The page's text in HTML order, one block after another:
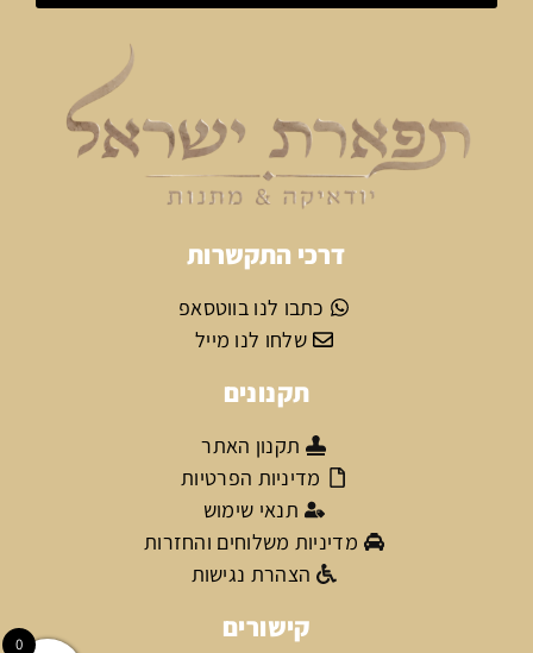
דרכי התקשרות
כתבו לנו בווטסאפ
שלחו לנו מייל
תקנונים
תקנון האתר
מדיניות הפרטיות
תנאי שימוש
מדיניות משלוחים והחזרות
הצהרת נגישות
קישורים
0